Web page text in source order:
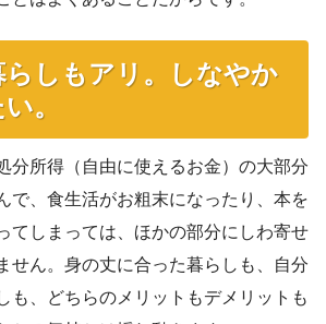
しもアリ。しなやか
。
分所得（自由に使えるお金）の大部分
で、食生活がお粗末になったり、本を
てしまっては、ほかの部分にしわ寄せ
せん。身の丈に合った暮らしも、自分
も、どちらのメリットもデメリットも